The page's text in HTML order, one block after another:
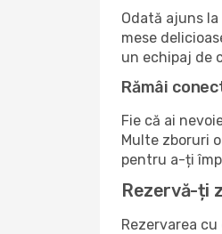
Odată ajuns
mese
un echipaj de
Rămâi
Fie că ai
Multe zboruri
pentru a-ți
Rezervă-ți
Rezervarea